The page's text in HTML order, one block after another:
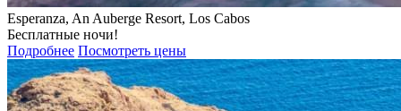
Esperanza, An Auberge Resort, Los Cabos
Бесплатные ночи!
Подробнее Посмотреть цены